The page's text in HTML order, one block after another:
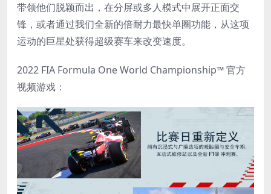
带领他们脱颖而出，在分屏或多人模式中展开正面交
锋，或者通过我们全新的倍耐力最快单圈功能，从这项
运动的巨星处获得超级赛车来改变速度。
2022 FIA Formula One World Championship™ 官方
视频游戏：